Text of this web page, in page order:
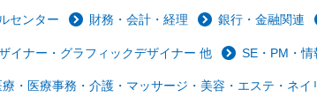
センター 財務・会計・経理 銀行・金融関連
イナー・グラフィックデザイナー 他 SE・PM・
療・医療事務・介護・マッサージ・美容・エステ・ネイ